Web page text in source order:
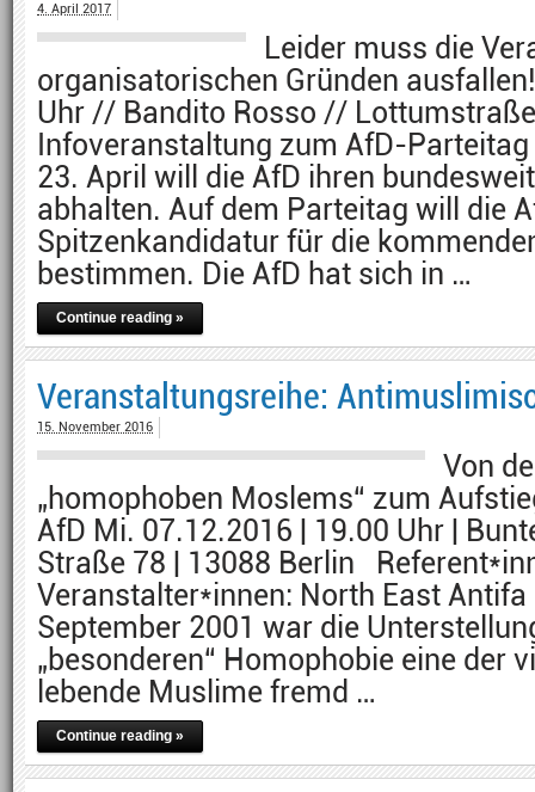
4. April 2017
Leider muss die
organisatorischen Gründen
Uhr // Bandito Rosso //
Infoveranstaltung zum AfD-
23. April will die AfD ihren
abhalten. Auf dem Parteitag will die
Spitzenkandidatur für die
bestimmen. Die AfD hat sich in …
Continue reading »
Veranstaltungsreihe:
15. November 2016
Von
„homophoben Moslems“ zum
AfD Mi. 07.12.2016 | 19.00 Uhr |
Straße 78 | 13088 Berlin
Veranstalter*innen: North East Antifa
September 2001 war die
„besonderen“ Homophobie eine der
lebende Muslime fremd …
Continue reading »